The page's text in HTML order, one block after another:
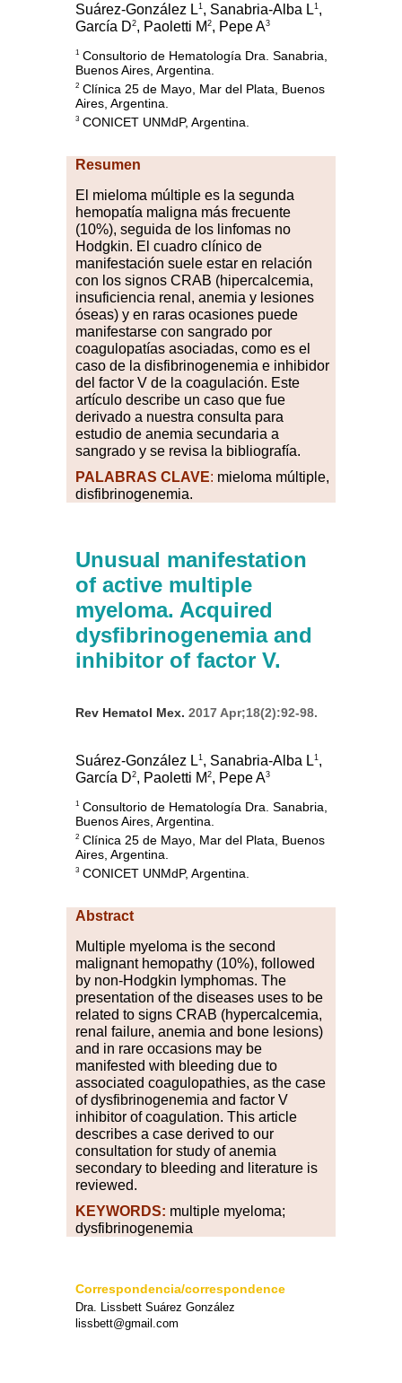
Suárez-González L1 , Sanabria-Alba L1 ,
García D2, Paoletti M 2, Pepe A3
1 Consultorio de Hematología Dra. Sanabria,
Buenos Aires, Argentina.
2 Clínica 25 de Mayo, Mar del Plata, Buenos
Aires, Argentina.
3 CONICET UNMdP, Argentina.
Resumen
E mieloma múltiple es la segunda
hemopatía maligna más frecuente
(10%), seguida de los linfomas no
Hodgkin. El cuadro clínico de
manifestación suele estar en relación
con los signos CRAB (hipercalcemia,
insuficiencia renal, anemia y lesiones
óseas) y en raras ocasiones puede
manifestarse con sangrado por
coagulopatías asociadas, como es el
caso de la disfibrinogenemia e inhibidor
del factor V de la coagulación. Este
artículo describe un caso que fue
derivado a nuestra consulta para
estudio de anemia secundaria a
sangrado y se revisa la bibliografía.
PALABRAS CLAVE: mieloma múltiple,
disfibrinogenemia.
Unusual manifestation
of active multiple
myeloma. Acquired
dysfibrinogenemia and
inhibitor of factor V.
Rev Hematol Mex. 2017 Apr;18(2):92-98.
Suárez-González L1 , Sanabria-Alba L1 ,
García D2, Paoletti M 2, Pepe A3
1 Consultorio de Hematología Dra. Sanabria,
Buenos Aires, Argentina.
2 Clínica 25 de Mayo, Mar del Plata, Buenos
Aires, Argentina.
3 CONICET UNMdP, Argentina.
Abstract
Multiple mye loma is the second
malignant hemopathy (10%), followed
by non-Hodgkin lymphomas. The
presentation of the diseases uses to be
related to signs CRAB (hypercalcemia,
renal failure, anemia and bone lesions)
and in rare occasions may be
manifested with bleeding due to
associated coagulopathies, as the case
of dysfibrinogenemia and factor V
inhibitor of coagulation. This article
describes a case derived to our
consultation for study of anemia
secondary to bleeding and literature is
reviewed.
KEYWORDS: multiple myeloma;
dysfibrinogenemia
Correspondencia/correspondence
Dra. Lissbett Suárez González
lissbett@gmail.com